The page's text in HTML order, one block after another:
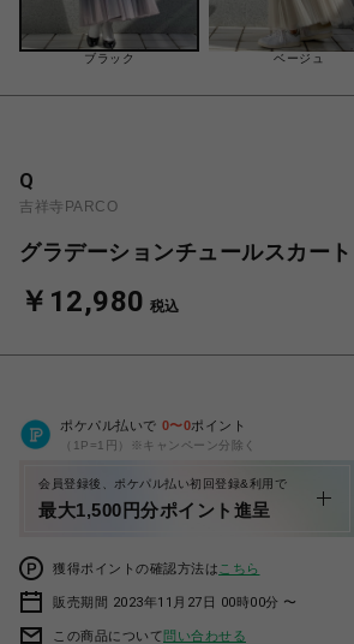
ブラック ベージュ
Q
吉祥寺PARCO
グラデーションチュールスカート
￥12,980 税込
ポケパル払いで 0〜0ポイント
（1P=1円）※キャンペーン分除く
会員登録後、ポケパル払い初回登録&利用で
最大1,500円分ポイント進呈
獲得ポイントの確認方法は こちら
販売期間 2023年11月27日 00時00分 〜
この商品について問い合わせる